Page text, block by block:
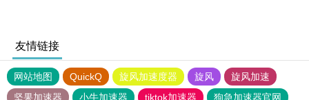
友情链接
网站地图 QuickQ 旋风加速度器 旋风
旋风加速
坚果加速器
小牛加速器 tiktok加速器 狗急加速器官网